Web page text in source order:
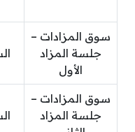
سوق المزادات –
جلسة المزاد
الأول
سوق المزادات –
جلسة المزاد